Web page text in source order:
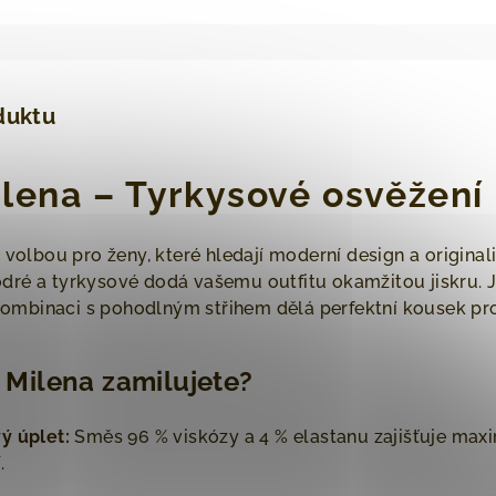
– Tyrkysové
volbou pro ženy, které hledají moderní design a
a tyrkysové dodá vašemu outfitu okamžitou jiskru.
s pohodlným střihem dělá perfektní kousek
zamilujete?
úplet: Směs 96 % viskózy a 4 % elastanu zajišťuje